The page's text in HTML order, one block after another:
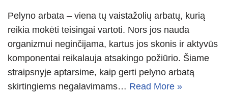
Pelyno arbata – viena tų vaistažolių arbatų, kurią
reikia mokėti teisingai vartoti. Nors jos nauda
organizmui neginčijama, kartus jos skonis ir aktyvūs
komponentai reikalauja atsakingo požiūrio. Šiame
straipsnyje aptarsime, kaip gerti pelyno arbatą
skirtingiems negalavimams… Read More »